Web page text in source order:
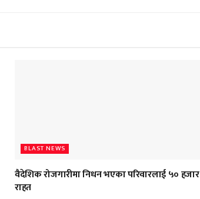
BLAST NEWS
वैदेशिक रोजगारीमा निधन भएका परिवारलाई ५० हजार
राहत